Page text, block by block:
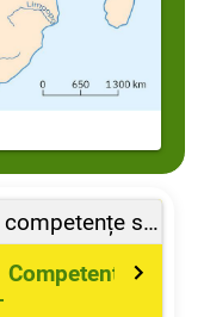
Competețe generale și competențe specifice ale lecției
Competențe